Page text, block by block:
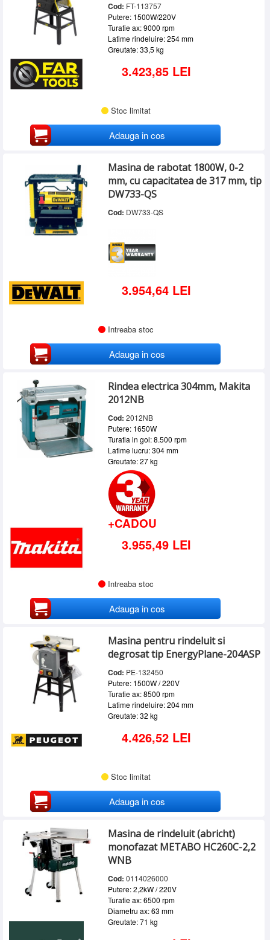
Cod: FT-113757
Putere: 1500W/220V
Turatie ax: 9000 rpm
Latime rindeluire: 254 mm
Greutate: 33,5 kg
3.423,85 LEI
Stoc limitat
Adauga in cos
Masina de rabotat 1800W, 0-2
mm, cu capacitatea de 317 mm, tip
DW733-QS
Cod: DW733-QS
3.954,64 LEI
Intreaba stoc
Adauga in cos
Rindea electrica 304mm, Makita
2012NB
Cod: 2012NB
Putere: 1650W
Turatia in gol: 8.500 rpm
Latime lucru: 304 mm
Greutate: 27 kg
+CADOU
3.955,49 LEI
Intreaba stoc
Adauga in cos
Masina pentru rindeluit si
degrosat tip EnergyPlane-204ASP
Cod: PE-132450
Putere: 1500W / 220V
Turatie ax: 8500 rpm
Latime rindeluire: 204 mm
Greutate: 32 kg
4.426,52 LEI
Stoc limitat
Adauga in cos
Masina de rindeluit (abricht)
monofazat METABO HC260C-2,2
WNB
Cod: 0114026000
Putere: 2,2kW / 220V
Turatie ax: 6500 rpm
Diametru ax: 63 mm
Greutate: 71 kg